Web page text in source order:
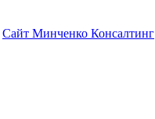
Сайт Минченко Консалтинг